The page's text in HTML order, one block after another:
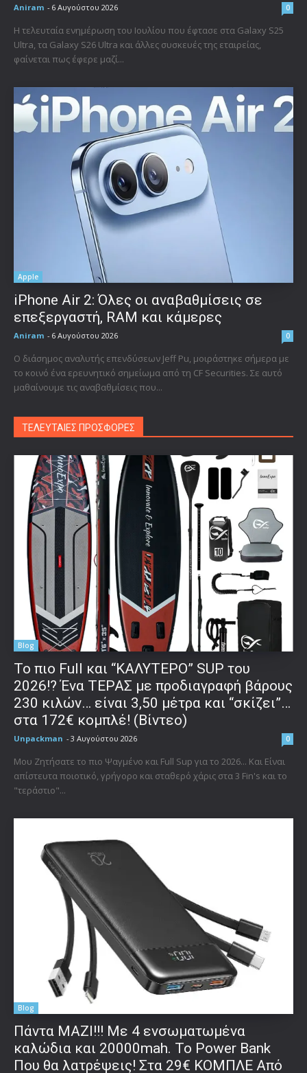
Aniram - 6 Αυγούστου 2026 0
Η τελευταία ενημέρωση του Ιουλίου που έφτασε στα Galaxy S25
Ultra, τα Galaxy S26 Ultra και άλλες συσκευές της εταιρείας,
φαίνεται πως έφερε μαζί...
Apple
iPhone Air 2: Όλες οι αναβαθμίσεις σε
επεξεργαστή, RAM και κάμερες
Aniram - 6 Αυγούστου 2026 0
Ο διάσημος αναλυτής επενδύσεων Jeff Pu, μοιράστηκε σήμερα με
το κοινό ένα ερευνητικό σημείωμα από τη CF Securities. Σε αυτό
μαθαίνουμε τις αναβαθμίσεις που...
ΤΕΛΕΥΤΑΙΕΣ ΠΡΟΣΦΟΡΕΣ
Blog
To πιο Full και “ΚΑΛΥΤΕΡΟ” SUP του
2026!? Ένα ΤΕΡΑΣ με προδιαγραφή βάρους
230 κιλών… είναι 3,50 μέτρα και “σκίζει”…
στα 172€ κομπλέ! (Βίντεο)
Unpackman - 3 Αυγούστου 2026 0
Μου Ζητήσατε το πιο Ψαγμένο και Full Sup για το 2026... Και Είναι
απίστευτα ποιοτικό, γρήγορο και σταθερό χάρις στα 3 Fin's και το
"τεράστιο"...
Blog
Πάντα ΜΑΖΙ!!! Με 4 ενσωματωμένα
καλώδια και 20000mah. Το Power Bank
Που θα λατρέψεις! Στα 29€ ΚΟΜΠΛΕ Από